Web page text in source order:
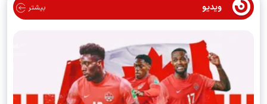
ویدیو بیشتر